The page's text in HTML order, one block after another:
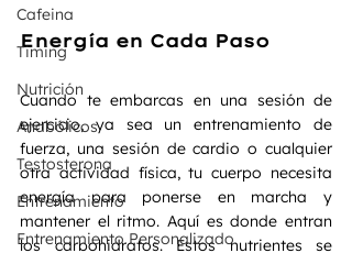
Cafeina
Timing
Nutrición
Anabólicos
Testosterona
Entrenamiento
Entrenamiento Personalizado
Energía en Cada Paso
Cuando te embarcas en una sesión de
ejercicio, ya sea un entrenamiento de
fuerza, una sesión de cardio o cualquier
otra actividad física, tu cuerpo necesita
energía para ponerse en marcha y
mantener el ritmo. Aquí es donde entran
los carbohidratos. Estos nutrientes se